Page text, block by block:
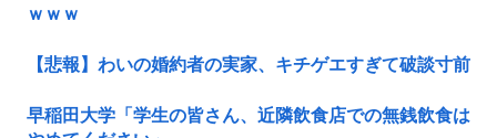
ｗｗｗ
【悲報】わいの婚約者の実家、キチゲエすぎて破談寸前
早稲田大学「学生の皆さん、近隣飲食店での無銭飲食は